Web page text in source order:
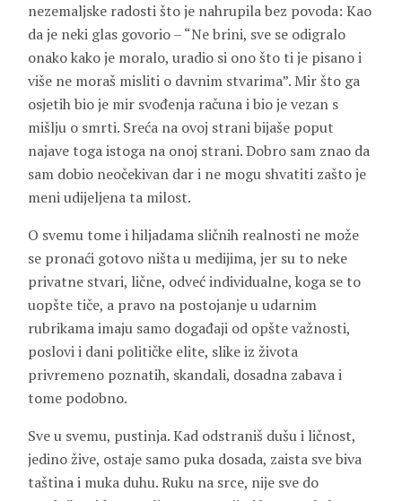
nezemaljske radosti što je nahrupila bez povoda: Kao
da je neki glas govorio – “Ne brini, sve se odigralo
onako kako je moralo, uradio si ono što ti je pisano i
više ne moraš misliti o davnim stvarima”. Mir što ga
osjetih bio je mir svođenja računa i bio je vezan s
mišlju o smrti. Sreća na ovoj strani bijaše poput
najave toga istoga na onoj strani. Dobro sam znao da
sam dobio neočekivan dar i ne mogu shvatiti zašto je
meni udijeljena ta milost.
O svemu tome i hiljadama sličnih realnosti ne može
se pronaći gotovo ništa u medijima, jer su to neke
privatne stvari, lične, odveć individualne, koga se to
uopšte tiče, a pravo na postojanje u udarnim
rubrikama imaju samo događaji od opšte važnosti,
poslovi i dani političke elite, slike iz života
privremeno poznatih, skandali, dosadna zabava i
tome podobno.
Sve u svemu, pustinja. Kad odstraniš dušu i ličnost,
jedino žive, ostaje samo puka dosada, zaista sve biva
taština i muka duhu. Ruku na srce, nije sve do